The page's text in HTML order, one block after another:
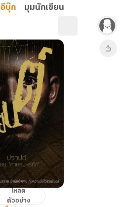
อีบุ๊ก มุมนักเขียน
โหลด
ตัวอย่าง